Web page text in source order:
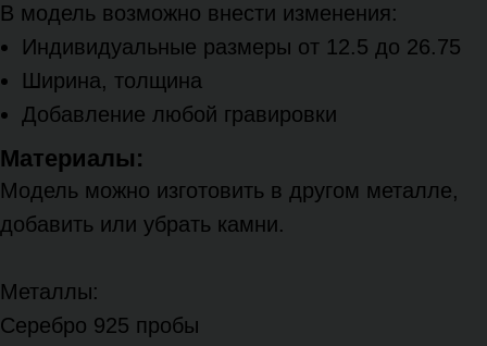
В модель возможно внести изменения:
Индивидуальные размеры от 12.5 до 26.75
Ширина, толщина
Добавление любой гравировки
Материалы:
Модель можно изготовить в другом металле,
добавить или убрать камни.
Металлы:
Серебро 925 пробы